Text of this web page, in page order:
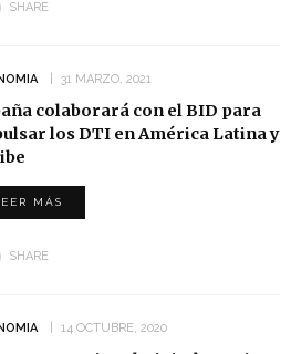
SHARE
31 MARZO, 2021
colaborará con el BID para
los DTI en América Latina y
MÁS
SHARE
14 OCTUBRE, 2020